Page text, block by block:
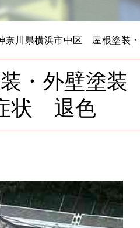
奈川県横浜市中区 屋根塗
・外壁塗
状 退色